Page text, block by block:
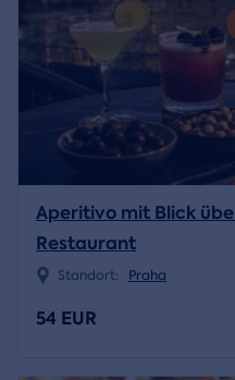
Aperitivo mit Blick
Restaurant
Standort: Praha
54 EUR